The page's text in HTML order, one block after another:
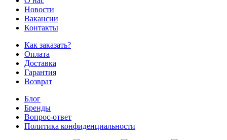
Новости
Вакансии
Контакты
Как заказать?
Оплата
Доставка
Гарантия
Возврат
Блог
Бренды
Вопрос-ответ
Политика конфиденциальности